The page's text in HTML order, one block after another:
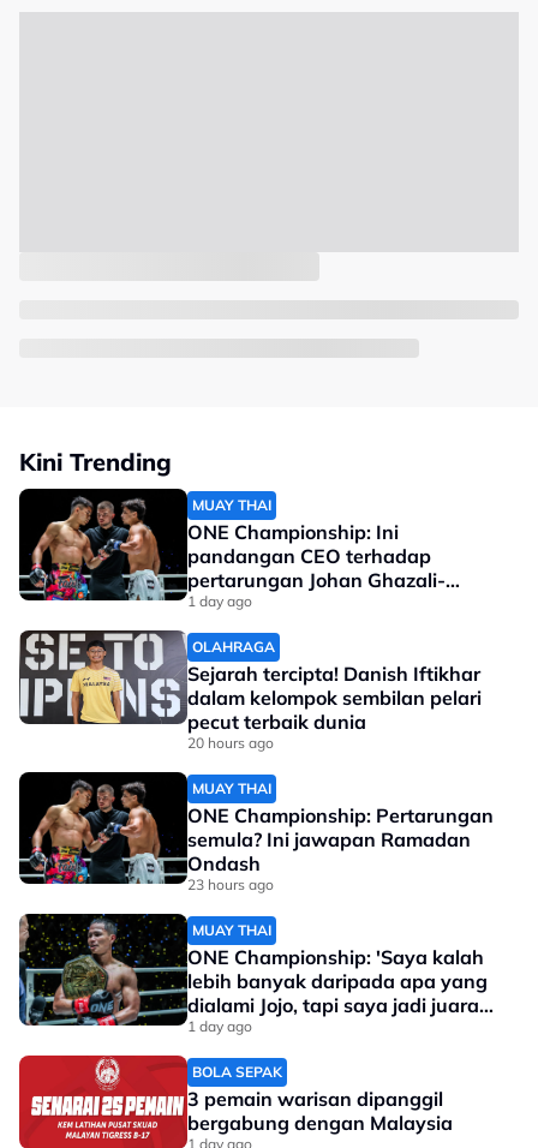
Kini Trending
MUAY THAI
ONE Championship: Ini
pandangan CEO terhadap
pertarungan Johan Ghazali-
Ramadan Ondash
1 day ago
OLAHRAGA
Sejarah tercipta! Danish Iftikhar
dalam kelompok sembilan pelari
pecut terbaik dunia
20 hours ago
MUAY THAI
ONE Championship: Pertarungan
semula? Ini jawapan Ramadan
Ondash
23 hours ago
MUAY THAI
ONE Championship: 'Saya kalah
lebih banyak daripada apa yang
dialami Jojo, tapi saya jadi juara
dunia'
1 day ago
BOLA SEPAK
3 pemain warisan dipanggil
bergabung dengan Malaysia
1 day ago